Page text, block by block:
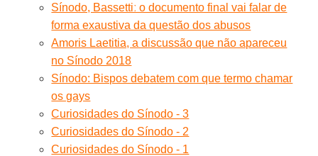
Sínodo, Bassettiː o documento final vai falar de
forma exaustiva da questão dos abusos
Amoris Laetitia, a discussão que não apareceu
no Sínodo 2018
Sínodo: Bispos debatem com que termo chamar
os gays
Curiosidades do Sínodo - 3
Curiosidades do Sínodo - 2
Curiosidades do Sínodo - 1